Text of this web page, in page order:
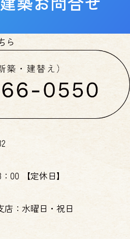
ら
00
【定休日】
：水曜日・祝日